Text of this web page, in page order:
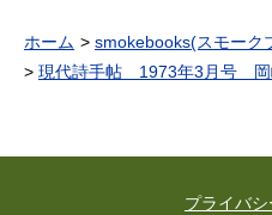
ホーム
smokebooks(スモーク
現代詩手帖 1973年3月号
プライバ